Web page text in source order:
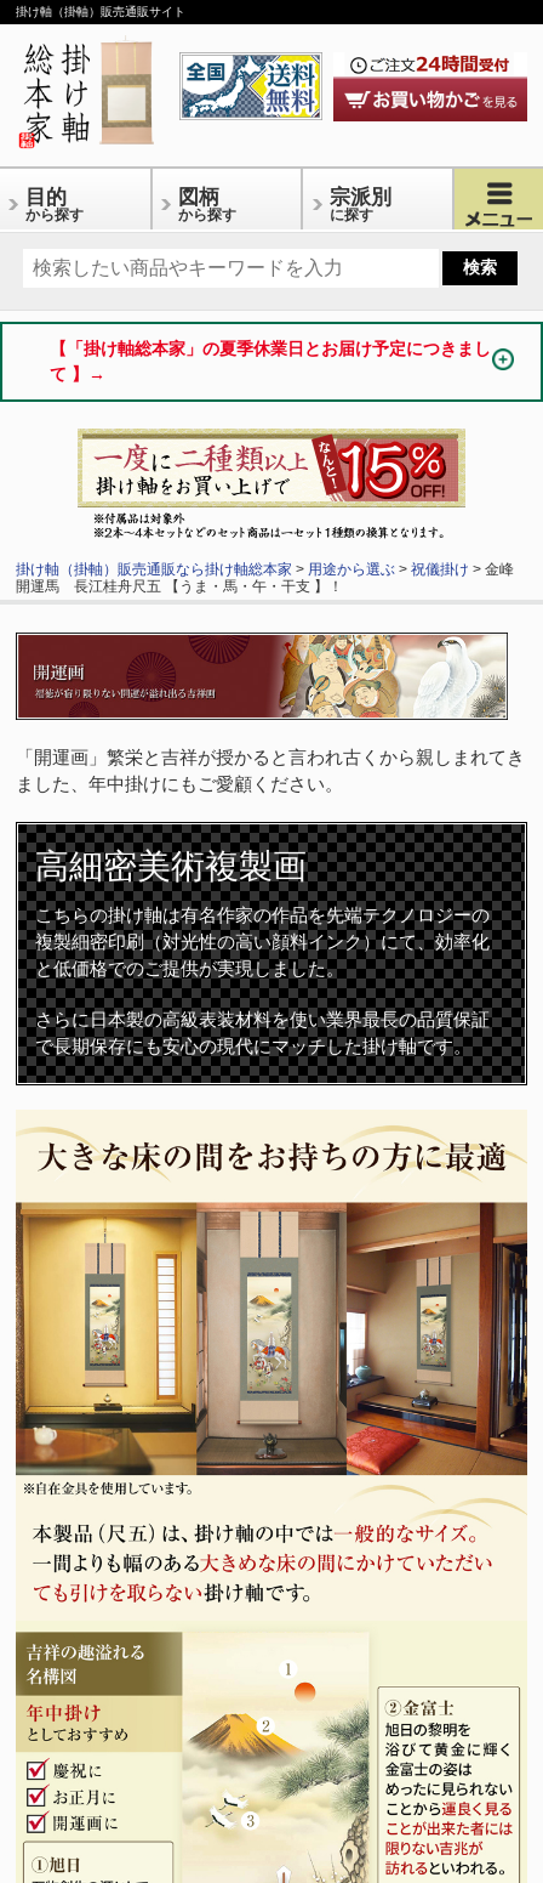
掛け軸（掛軸）販売通販サイト
目的
から探す
図柄
から探す
宗派別
に探す
【「掛け軸総本家」の夏季休業日とお届け予定につきまし
て 】→
掛け軸（掛軸）販売通販なら掛け軸総本家 > 用途から選ぶ >祝儀掛け > 金峰
開運馬 長江桂舟尺五 【うま・馬・午・干支 】！
「開運画」繁栄と吉祥が授かると言われ古くから親しまれてき
ました、年中掛けにもご愛顧ください。
高細密美術複製画
こちらの掛け軸は有名作家の作品を先端テクノロジーの
複製細密印刷（対光性の高い顔料インク）にて、効率化
と低価格でのご提供が実現しました。
さらに日本製の高級表装材料を使い業界最長の品質保証
で長期保存にも安心の現代にマッチした掛け軸です。